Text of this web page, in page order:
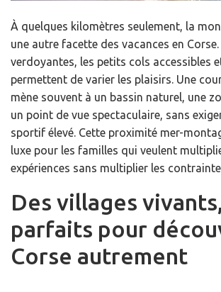
À quelques kilomètres seulement, la
une autre facette des vacances en Corse.
verdoyantes, les petits cols accessibles
permettent de varier les plaisirs. Une
mène souvent à un bassin naturel, une
un point de vue spectaculaire, sans
sportif élevé. Cette proximité mer-
luxe pour les familles qui veulent
expériences sans multiplier les
Des villages vivants,
parfaits pour
Corse autrement